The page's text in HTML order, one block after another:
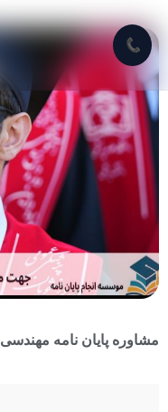
📞
مشاوره پایان نامه مهندسی